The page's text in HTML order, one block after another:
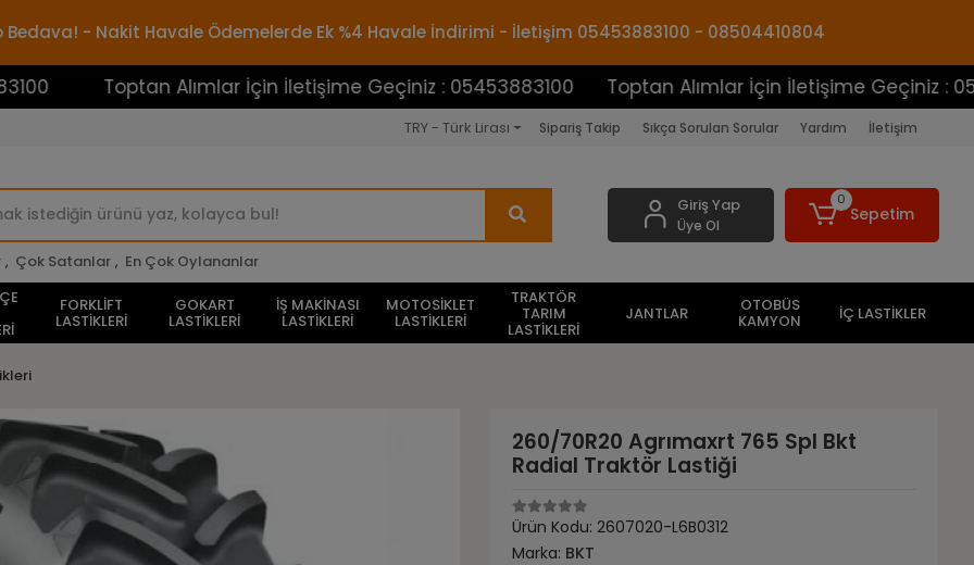
Bedava! - Nakit Havale Ödemelerde Ek %4 Havale İndirimi - İletişim 05453883100 - 08504410804
Toptan Alımlar İçin İletişime Geçiniz : 05453883100 Toptan Alımlar İçin İletişime Geçiniz :
TRY - Türk Lirası Sipariş Takip Sıkça Sorulan Sorular Yardım İletişim
, Çok Satanlar , En Çok Oylananlar
Giriş Yap
Üye Ol
0
Sepetim
FORKLİFT
LASTİKLERİ
GOKART
LASTİKLERİ
İŞ MAKİNASI
LASTİKLERİ
MOTOSİKLET
LASTİKLERİ
TRAKTÖR
TARIM
LASTİKLERİ
JANTLAR OTOBÜS
KAMYON İÇ LASTİKLER
260/70R20 Agrımaxrt 765 Spl Bkt
Radial Traktör Lastiği
Ürün Kodu:2607020-L6B0312
Marka: BKT